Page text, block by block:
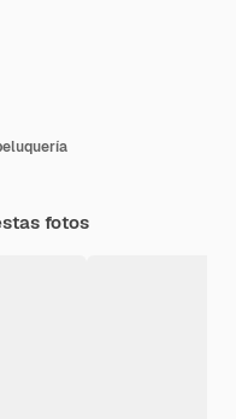
fotos